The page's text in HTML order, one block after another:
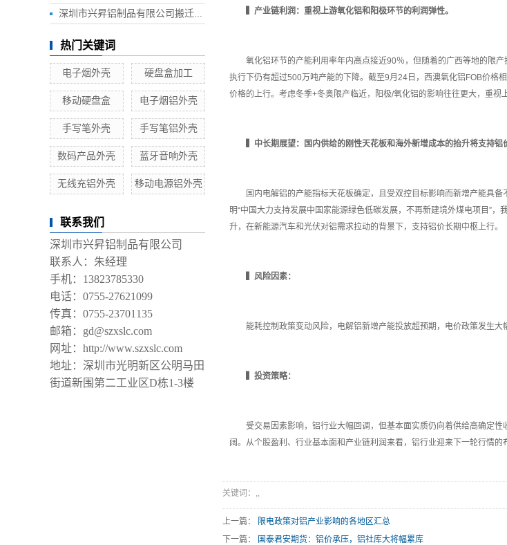
深圳市兴昇铝制品有限公司搬迁联络函
热门关键词
电子烟外壳 硬盘盒加工
移动硬盘盒 电子烟铝外壳
手写笔外壳 手写笔铝外壳
数码产品外壳 蓝牙音响外壳
无线充铝外壳 移动电源铝外壳
联系我们
深圳市兴昇铝制品有限公司
联系人：朱经理
手机：13823785330
电话：0755-27621099
传真：0755-23701135
邮箱：gd@szxslc.com
网址：http://www.szxslc.com
地址：深圳市光明新区公明马田
街道新围第二工业区D栋1-3楼
产业链利润：重视上游氧化铝和阳极环节的利润弹性。
氧化铝环节的产能利用率年内高点接近90％，但随着的广西等地的限产
执行下仍有超过500万吨产能的下降。截至9月24日，西澳氧化铝FOB价格
价格的上行。考虑冬季+冬奥限产临近，阳极/氧化铝的影响往往更大，重视
中长期展望：国内供给的刚性天花板和海外新增成本的抬升将支持铝
国内电解铝的产能指标天花板确定，且受双控目标影响而新增产能具备
明“中国大力支持发展中国家能源绿色低碳发展，不再新建境外煤电项目”
升，在新能源汽车和光伏对铝需求拉动的背景下，支持铝价长期中枢上行。
风险因素：
能耗控制政策变动风险，电解铝新增产能投放超预期，电价政策发生大
投资策略：
受交易因素影响，铝行业大幅回调，但基本面实质仍向着供给高确定性
阔。从个股盈利、行业基本面和产业链利润来看，铝行业迎来下一轮行情的
关键词： ,,
上一篇：
限电政策对铝产业影响的各地区汇总
下一篇：
国泰君安期货：铝价承压，铝社库大将幅累库